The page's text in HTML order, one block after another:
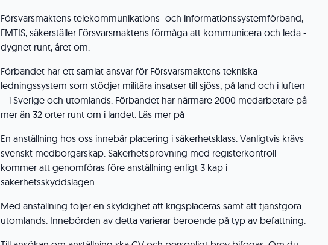
Försvarsmaktens telekommunikations- och informationssystemförband,
FMTIS, säkerställer Försvarsmaktens förmåga att kommunicera och leda -
dygnet runt, året om.
Förbandet har ett samlat ansvar för Försvarsmaktens tekniska
ledningssystem som stödjer militära insatser till sjöss, på land och i luften
– i Sverige och utomlands. Förbandet har närmare 2000 medarbetare på
mer än 32 orter runt om i landet. Läs mer på
En anställning hos oss innebär placering i säkerhetsklass. Vanligtvis krävs
svenskt medborgarskap. Säkerhetsprövning med registerkontroll
kommer att genomföras före anställning enligt 3 kap i
säkerhetsskyddslagen.
Med anställning följer en skyldighet att krigsplaceras samt att tjänstgöra
utomlands. Innebörden av detta varierar beroende på typ av befattning.